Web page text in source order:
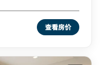
查看房价